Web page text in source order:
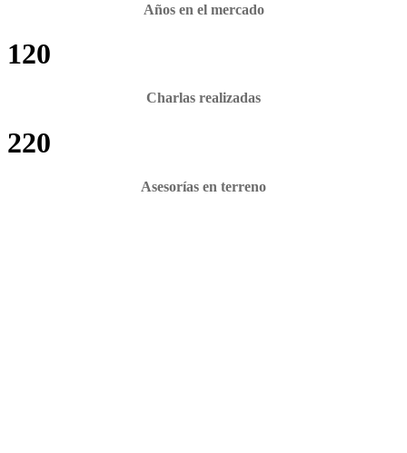
Años en el mercado
120
Charlas realizadas
220
Asesorías en terreno